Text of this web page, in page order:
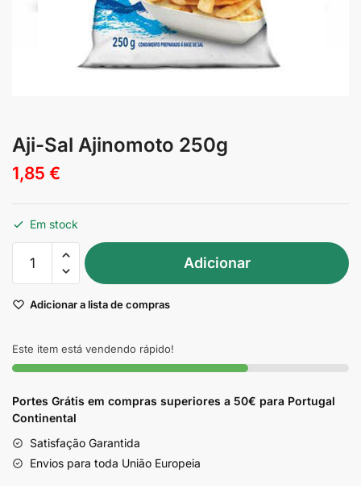
Aji-Sal Ajinomoto 250g
1,85 €
Em stock
Quantidade
Sal
250g
Adicionar
Adicionar a lista de compras
Este item está vendendo rápido!
Portes Grátis em compras superiores a 50€ para Portugal
Continental
Satisfação Garantida
Envios para toda União Europeia